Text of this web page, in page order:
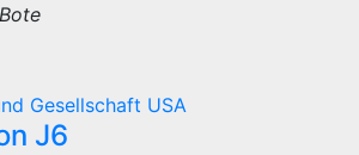
Gesellschaft USA
J6